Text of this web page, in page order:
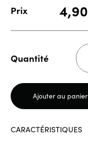
Prix 4,90
Quantité
Ajouter au panier
CARACTÉRISTIQUES